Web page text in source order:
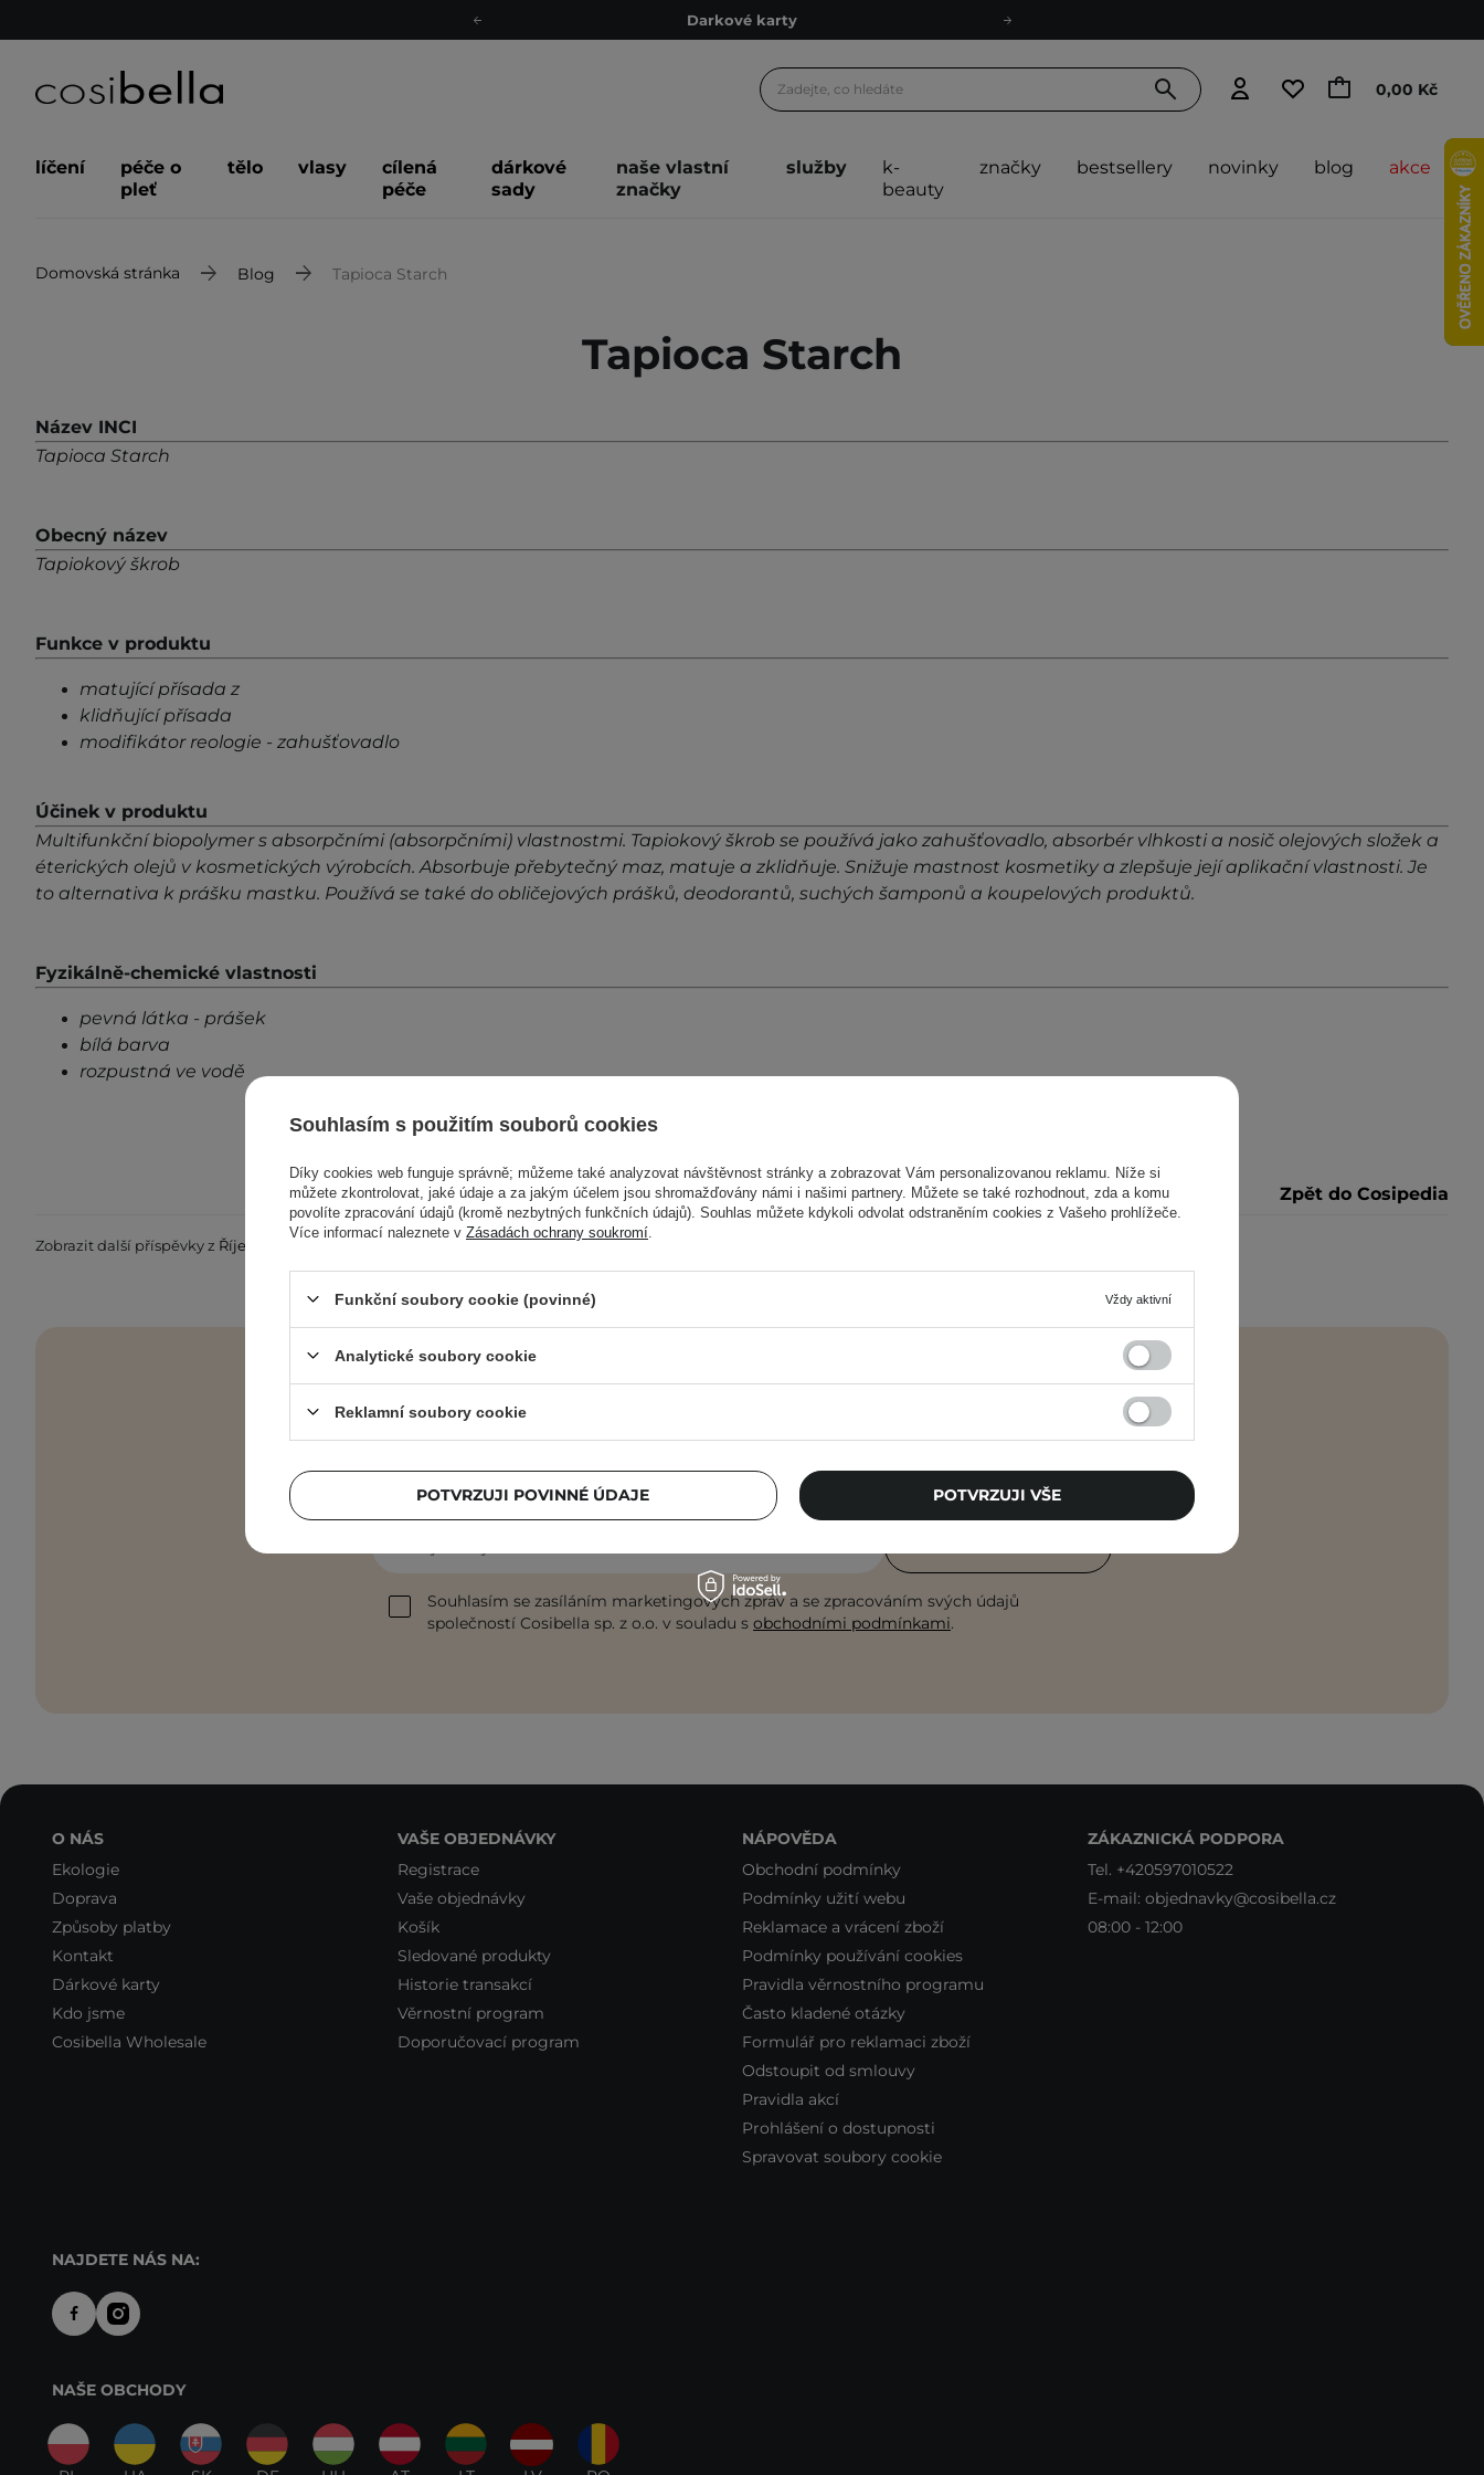
Darkové karty
Doporučovací Program
Darkové karty
0,00 Kč
líčení
péče o
pleť
tělo vlasy
cílená
péče
dárkové
sady
naše vlastní
značky
služby
k-
beauty
značky bestsellery novinky blog akce
Domovská stránka Blog Tapioca Starch
Tapioca Starch
Název INCI
Tapioca Starch
Obecný název
Tapiokový škrob
Funkce v produktu
matující přísada z
klidňující přísada
modifikátor reologie - zahušťovadlo
Účinek v produktu
Multifunkční biopolymer s absorpčními (absorpčními) vlastnostmi. Tapiokový škrob se používá jako zahušťovadlo, absorbér vlhkosti a nosič olejových složek a
éterických olejů v kosmetických výrobcích. Absorbuje přebytečný maz, matuje a zklidňuje. Snižuje mastnost kosmetiky a zlepšuje její aplikační vlastnosti. Je
to alternativa k prášku mastku. Používá se také do obličejových prášků, deodorantů, suchých šamponů a koupelových produktů.
Fyzikálně-chemické vlastnosti
pevná látka - prášek
bílá barva
rozpustná ve vodě
Zpět do Cosipedia
Zobrazit další příspěvky z Říjen 2021
Cosibella Newsletter
mailu!
Souhlasím se zasíláním marketingových zpráv a se zpracováním svých údajů
společností Cosibella sp. z o.o. v souladu s obchodními podmínkami.
O NÁS
Ekologie
Doprava
Způsoby platby
Kontakt
Dárkové karty
Kdo jsme
Cosibella Wholesale
VAŠE OBJEDNÁVKY
Registrace
Vaše objednávky
Košík
Sledované produkty
Historie transakcí
Věrnostní program
Doporučovací program
NÁPOVĚDA
Obchodní podmínky
Podmínky užití webu
Reklamace a vrácení zboží
Podmínky používání cookies
Pravidla věrnostního programu
Často kladené otázky
Formulář pro reklamaci zboží
Odstoupit od smlouvy
Pravidla akcí
Prohlášení o dostupnosti
Spravovat soubory cookie
ZÁKAZNICKÁ PODPORA
Tel. +420597010522
E-mail: objednavky@cosibella.cz
08:00 - 12:00
NAJDETE NÁS NA:
NAŠE OBCHODY
Souhlasím s použitím souborů cookies
Díky cookies web funguje správně; můžeme také analyzovat návštěvnost stránky a zobrazovat Vám personalizovanou reklamu. Níže si
můžete zkontrolovat, jaké údaje a za jakým účelem jsou shromažďovány námi i našimi partnery. Můžete se také rozhodnout, zda a komu
povolíte zpracování údajů (kromě nezbytných funkčních údajů). Souhlas můžete kdykoli odvolat odstraněním cookies z Vašeho prohlížeče.
Více informací naleznete v Zásadách ochrany soukromí
Funkční soubory cookie (povinné) Vždy aktivní
Analytické soubory cookie
Reklamní soubory cookie
POTVRZUJI POVINNÉ ÚDAJE POTVRZUJI VŠE